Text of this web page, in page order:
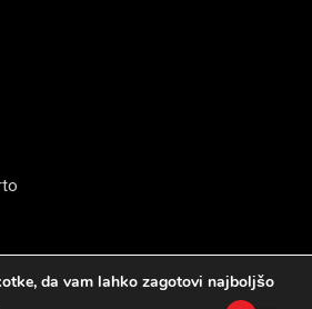
da vam lahko zagotovi najboljšo